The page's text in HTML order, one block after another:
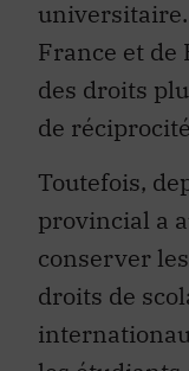
France et de
des droits
de
Toutefois,
provincial a
conserver
droits de
les étudiants